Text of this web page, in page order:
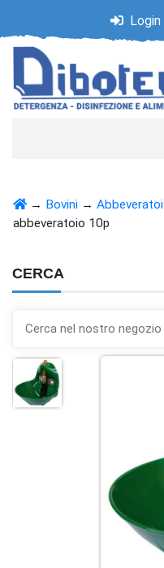
Login
→ Bovini → Abbeveratoi
abbeveratoio 10p
CERCA